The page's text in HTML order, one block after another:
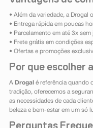
• Além da variedade, a Drogal
• Entrega rápida em poucas
• Parcelamento em até 3x sem
• Frete grátis em condições
• Ofertas e promoções
Por que escolher
A Drogal é referência quando
tradição, oferecemos a
as necessidades de cada
beleza e bem-estar em um só
Perguntas